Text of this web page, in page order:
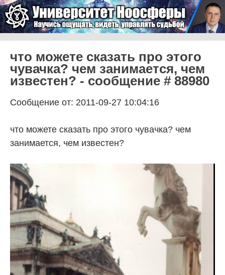
Университет Ноосферы
что можете сказать про этого
чувачка? чем занимается, чем
известен? - сообщение # 88980
Сообщение от: 2011-09-27 10:04:16
что можете сказать про этого чувачка? чем
занимается, чем известен?